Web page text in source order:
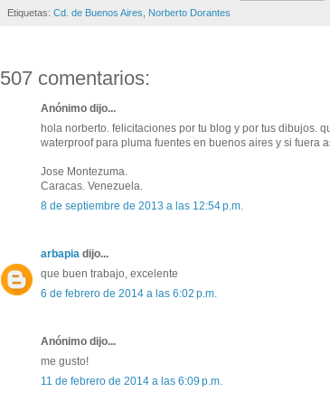
Etiquetas: Cd. de Buenos Aires Norberto Dorantes
507 comentarios:
Anónimo dijo...
hola norberto. felicitaciones por tu blog y por tus dibujos.
waterproof para pluma fuentes en buenos aires y si fuera
Jose Montezuma.
Caracas. Venezuela.
8 de septiembre de 2013 a las 12:54 p.m.
arbapia dijo...
que buen trabajo, excelente
6 de febrero de 2014 a las 6:02 p.m.
Anónimo dijo...
me gusto!
11 de febrero de 2014 a las 6:09 p.m.